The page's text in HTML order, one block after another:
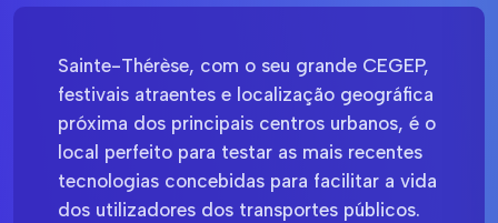
Sainte-Thérèse, com o seu grande CEGEP,
festivais atraentes e localização geográfica
próxima dos principais centros urbanos, é o
local perfeito para testar as mais recentes
tecnologias concebidas para facilitar a vida
dos utilizadores dos transportes públicos.